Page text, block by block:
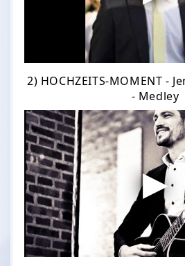
2) HOCHZEITS-MOMENT -
- Medley